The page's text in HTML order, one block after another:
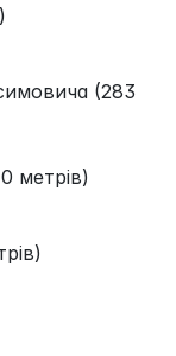
(283
метрів)